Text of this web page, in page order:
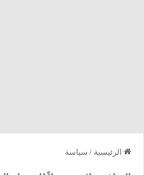
الرئيسية / سياسة